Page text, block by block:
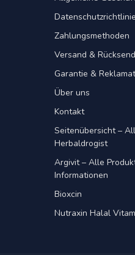
Datenschutzrichtlinie
Zahlungsmethoden
Versand &
Garantie &
Über uns
Kontakt
Seitenübersicht –
Herbaldrogist
Argivit – Alle
Informationen
Bioxcin
Nutraxin Halal